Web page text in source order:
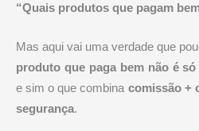
“Quais produtos que pagam
Mas aqui vai uma verdade que
produto que paga bem não é
e sim o que combina comissão +
segurança.